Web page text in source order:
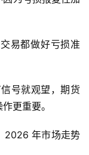
易都做好亏损准
号就观望，期货
更重要。
2026 年市场走势